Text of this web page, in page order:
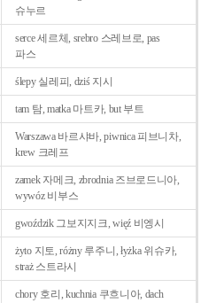
슈누르
serce 세르체, srebro 스레브로, pas
파스
ślepy 실레피, dziś 지시
tam 탐, matka 마트카, but 부트
Warszawa 바르샤바, piwnica 피브니차,
krew 크레프
zamek 자메크, zbrodnia 즈브로드니아,
wywóz 비부스
gwoździk 그보지지크, więź 비엥시
żyto 지토, różny 루주니, łyżka 위슈카,
straż 스트라시
chory 호리, kuchnia 쿠흐니아, dach